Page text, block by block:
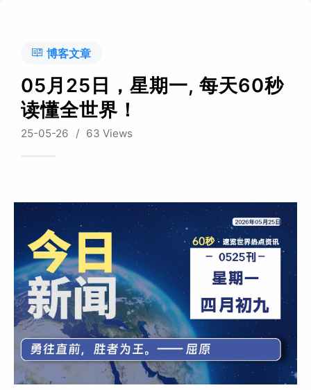
博客文章
05月25日，星期一, 每天60秒
读懂全世界！
25-05-26 / 63 Views